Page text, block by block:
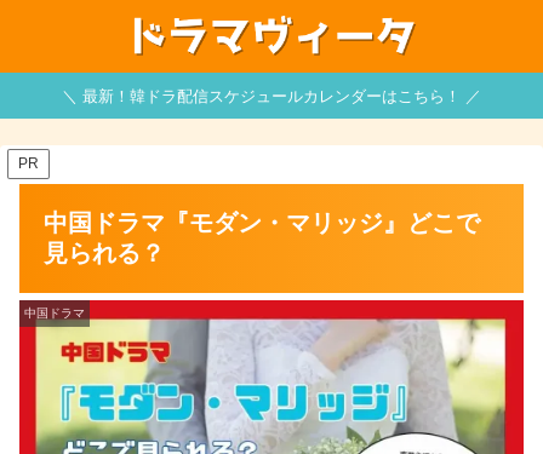
＼ 最新！韓ドラ配信スケジュールカレンダーはこちら！ ／
PR
中国ドラマ『モダン・マリッジ』どこで
見られる？
中国ドラマ